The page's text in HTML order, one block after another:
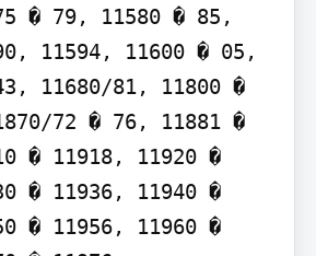
� 79, 11580 � 85,
11594, 11600 � 05,
11680/81, 11800 �
72 � 76, 11881 �
� 11918, 11920 �
� 11936, 11940 �
� 11956, 11960 �